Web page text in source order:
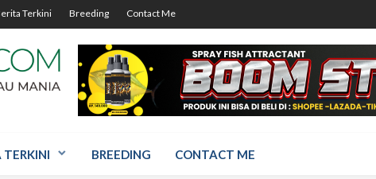
Terkini Breeding Contact Me
TERKINI BREEDING CONTACT ME